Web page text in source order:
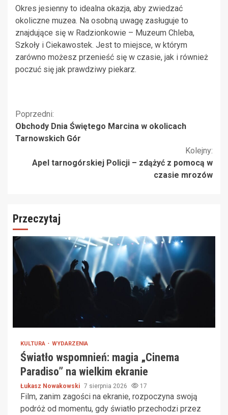
Okres jesienny to idealna okazja, aby zwiedzać
okoliczne muzea. Na osobną uwagę zasługuje to
znajdujące się w Radzionkowie – Muzeum Chleba,
Szkoły i Ciekawostek. Jest to miejsce, w którym
zarówno możesz przenieść się w czasie, jak i również
poczuć się jak prawdziwy piekarz.
Kontynuuj
czytanie
Poprzedni:
Obchody Dnia Świętego Marcina w okolicach
Tarnowskich Gór
Kolejny:
Apel tarnogórskiej Policji – zdążyć z pomocą w
czasie mrozów
Przeczytaj
KULTURA WYDARZENIA
Światło wspomnień: magia „Cinema
Paradiso” na wielkim ekranie
Łukasz Nowakowski 7 sierpnia 2026 17
Film, zanim zagości na ekranie, rozpoczyna swoją
podróż od momentu, gdy światło przechodzi przez